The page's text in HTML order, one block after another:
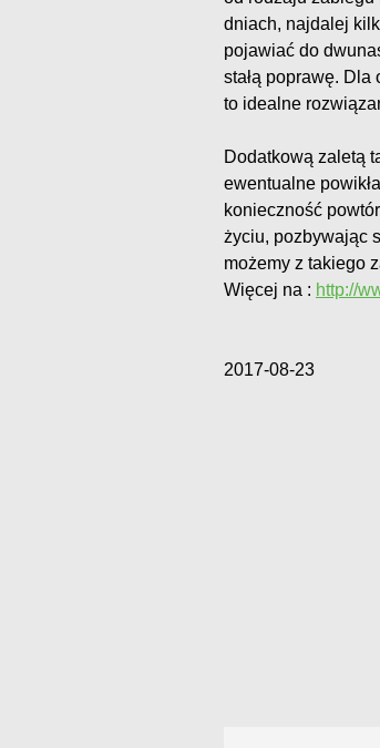
dniach, najdalej
pojawiać do
stałą poprawę. Dla
to idealne
Dodatkową zaletą
ewentualne
konieczność
życiu, pozbywając
możemy z takiego
Więcej na : http://
2017-08-23